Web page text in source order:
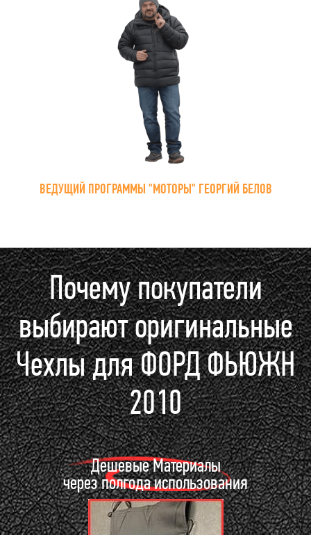
ВЕДУЩИЙ ПРОГРАММЫ "МОТОРЫ" ГЕОРГИЙ БЕЛОВ
Почему покупатели
выбирают оригинальные
Чехлы для ФОРД ФЬЮЖН
2010
Дешевые Материалы
через полгода использования